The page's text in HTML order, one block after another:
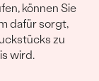
können Sie
dafür sorgt,
zu
wird.